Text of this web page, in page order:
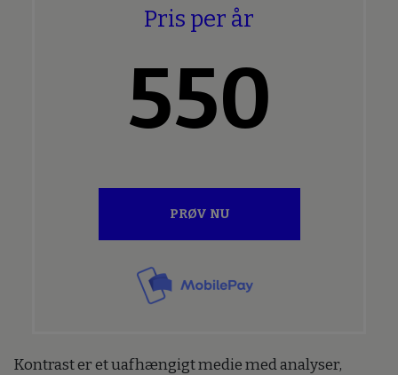
Pris per år
550
PRØV NU
Kontrast er et uafhængigt medie med analyser,